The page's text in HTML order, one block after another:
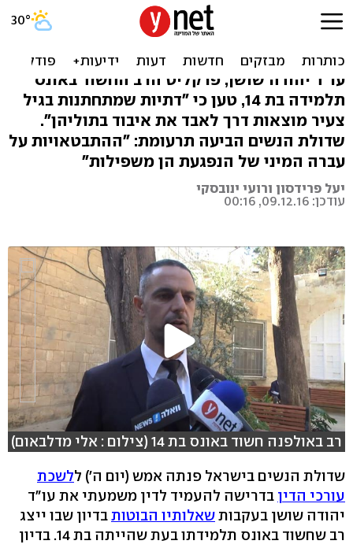
נשים נגד עוה"ד שתהה אם
"מתלוננת הייתה בתולה"
עו"ד יהודה שושן, פרקליט הרב החשוד באונס
תלמידה בת 14, טען כי "דתיות שמתחתנות בגיל
צעיר מוצאות דרך לאבד את איבוד בתוליהן".
שדולת הנשים הביעה תרעומת: "ההתבטאויות על
עברה המיני של הנפגעת הן משפילות"
יעל פרידסון ורועי ינובסקי
עודכן: 09.12.16, 00:16
רב באולפנה חשוד באונס בת 14 (צילום : אלי מדלבאום)
שדולת הנשים בישראל פנתה אמש (יום ה') ללשכת
עורכי הדין בדרישה להעמיד לדין משמעתי את עו"ד
יהודה שושן בעקבותשאלותיו הבוטותבדיון שבו ייצג
רב שחשוד באונס תלמידתו בעת שהייתה בת 14. בדיון